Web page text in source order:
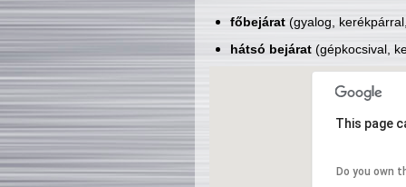
főbejárat(gyalog,
hátsó bejárat(gépkocsival,
This page
Do you own